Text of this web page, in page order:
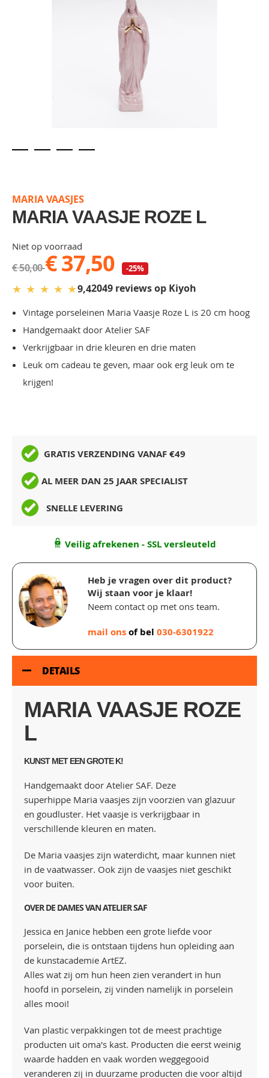
beginning
of
the
gallery
MARIA VAASJES
MARIA VAASJE ROZE L
Niet op voorraad
€ 50,00€ 37,50 -25%
★ ★ ★ ★ ★9,42049 reviews op Kiyoh
Vintage porseleinen Maria Vaasje Roze L is 20 cm hoog
Handgemaakt door Atelier SAF
Verkrijgbaar in drie kleuren en drie maten
Leuk om cadeau te geven, maar ook erg leuk om te
krijgen!
GRATIS VERZENDING VANAF €49
AL MEER DAN 25 JAAR SPECIALIST
SNELLE LEVERING
Veilig afrekenen - SSL versleuteld
Heb je vragen over dit product?
Wij staan voor je klaar!
Neem contact op met ons team.
mail onsof bel 030-6301922
DETAILS
MARIA VAASJE ROZE
L
KUNST MET EEN GROTE K!
Handgemaakt door Atelier SAF. Deze
superhippe Maria vaasjes zijn voorzien van glazuur
en goudluster. Het vaasje is verkrijgbaar in
verschillende kleuren en maten.
De Maria vaasjes zijn waterdicht, maar kunnen niet
in de vaatwasser. Ook zijn de vaasjes niet geschikt
voor buiten.
OVER DE DAMES VAN ATELIER SAF
Jessica en Janice hebben een grote liefde voor
porselein, die is ontstaan tijdens hun opleiding aan
de kunstacademie ArtEZ.
Alles wat zij om hun heen zien verandert in hun
hoofd in porselein, zij vinden namelijk in porselein
alles mooi!
Van plastic verpakkingen tot de meest prachtige
producten uit oma's kast. Producten die eerst weinig
waarde hadden en vaak worden weggegooid
veranderen zij in duurzame producten die voor altijd